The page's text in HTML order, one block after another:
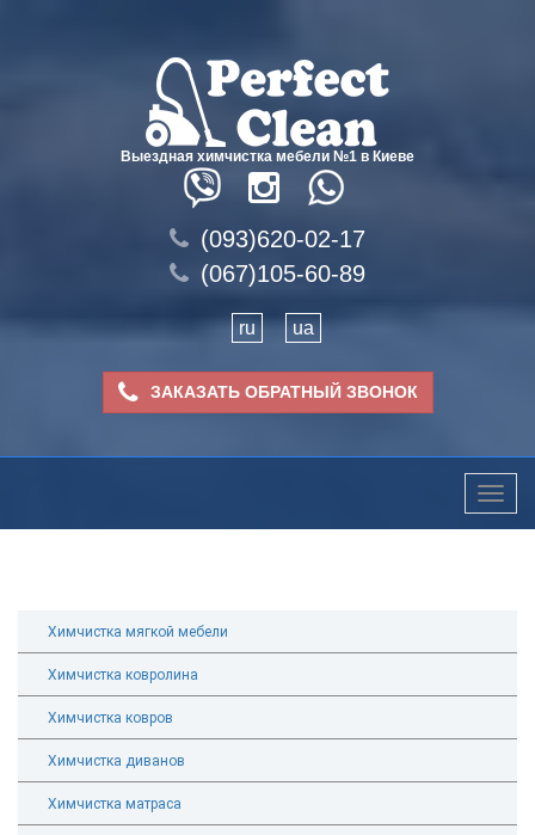
Выездная химчистка мебели №1 в Киеве
(093)620-02-17
(067)105-60-89
ru ua
ЗАКАЗАТЬ ОБРАТНЫЙ ЗВОНОК
Toggle
Химчистка мягкой мебели
Химчистка ковролина
Химчистка ковров
Химчистка диванов
Химчистка матраса